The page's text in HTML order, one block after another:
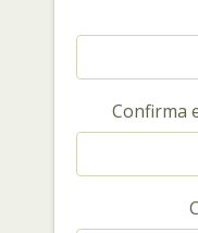
Confirma